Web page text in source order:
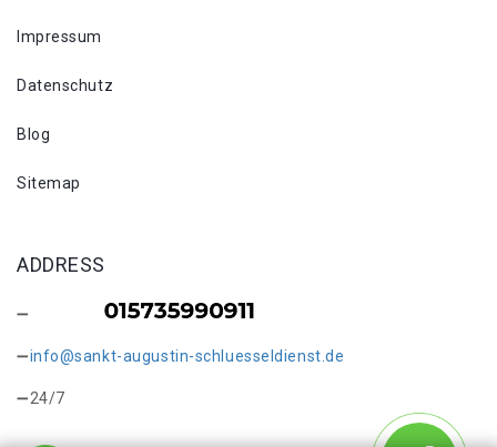
Impressum
Datenschutz
Blog
Sitemap
ADDRESS
info@sankt-augustin-schluesseldienst.de
24/7